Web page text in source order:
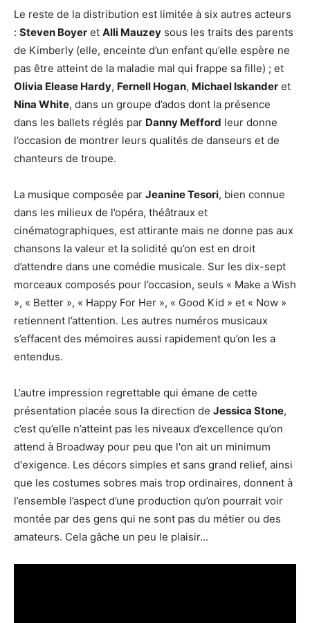
Le reste de la distribution est limitée à six autres acteurs
: Steven Boyer et Alli Mauzey sous les traits des parents
de Kimberly (elle, enceinte d’un enfant qu’elle espère ne
pas être atteint de la maladie mal qui frappe sa fille) ; et
Olivia Elease Hardy, Fernell Hogan, Michael Iskander et
Nina White, dans un groupe d’ados dont la présence
dans les ballets réglés par Danny Mefford leur donne
l’occasion de montrer leurs qualités de danseurs et de
chanteurs de troupe.
La musique composée par Jeanine Tesori, bien connue
dans les milieux de l’opéra, théâtraux et
cinématographiques, est attirante mais ne donne pas aux
chansons la valeur et la solidité qu’on est en droit
d’attendre dans une comédie musicale. Sur les dix-sept
morceaux composés pour l’occasion, seuls « Make a Wish
», « Better », « Happy For Her », « Good Kid » et « Now »
retiennent l’attention. Les autres numéros musicaux
s’effacent des mémoires aussi rapidement qu’on les a
entendus.
L’autre impression regrettable qui émane de cette
présentation placée sous la direction de Jessica Stone,
c’est qu’elle n’atteint pas les niveaux d’excellence qu’on
attend à Broadway pour peu que l'on ait un minimum
d'exigence. Les décors simples et sans grand relief, ainsi
que les costumes sobres mais trop ordinaires, donnent à
l’ensemble l’aspect d’une production qu’on pourrait voir
montée par des gens qui ne sont pas du métier ou des
amateurs. Cela gâche un peu le plaisir...